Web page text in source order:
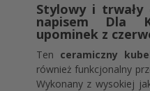
Stylowy i trwały
napisem Dla
upominek z
Ten ceramiczny
również funkcjonalny
Wykonany z wysokiej